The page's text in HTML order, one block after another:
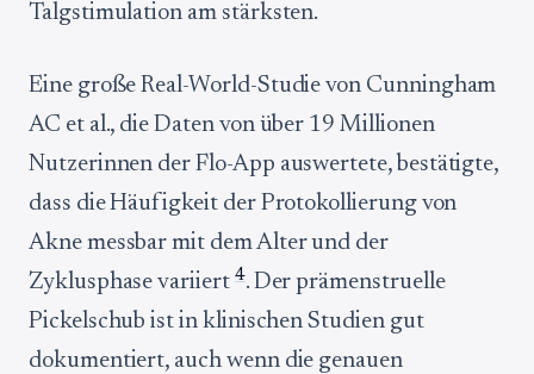
Talgstimulation am stärksten.
Eine große Real-World-Studie von Cunningham
AC et al., die Daten von über 19 Millionen
Nutzerinnen der Flo-App auswertete, bestätigte,
dass die Häufigkeit der Protokollierung von
Akne messbar mit dem Alter und der
Zyklusphase variiert 4. Der prämenstruelle
Pickelschub ist in klinischen Studien gut
dokumentiert, auch wenn die genauen